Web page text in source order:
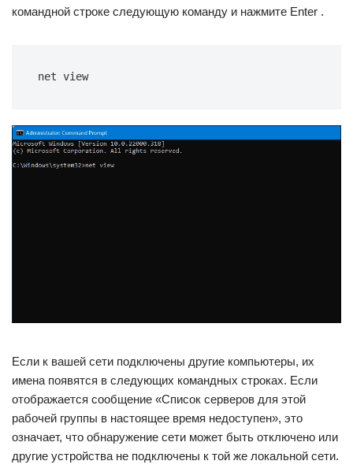
командной строке следующую команду и нажмите Enter .
net view
Если к вашей сети подключены другие компьютеры, их
имена появятся в следующих командных строках. Если
отображается сообщение «Список серверов для этой
рабочей группы в настоящее время недоступен», это
означает, что обнаружение сети может быть отключено или
другие устройства не подключены к той же локальной сети.